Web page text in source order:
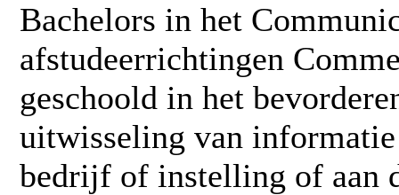
Bachelors in het
afstudeerrichtingen
geschoold in het
uitwisseling van informatie
bedrijf of instelling of aan